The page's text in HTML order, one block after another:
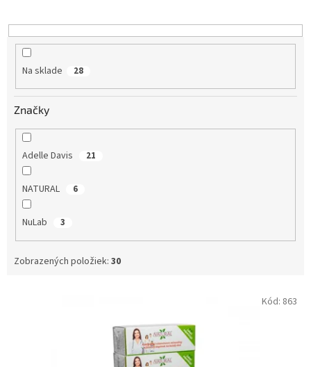
u
k
Na sklade 28
Značky
Adelle Davis 21
NATURAL 6
NuLab 3
Zobrazených položiek: 30
Kód: 863